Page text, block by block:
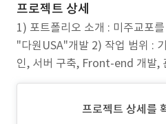
프로젝트 상세
1) 포트폴리오 소개 : 미주교포
"다원USA"개발 2) 작업 범위 :
인, 서버 구축, Front-end 개발,
요 업무 : 회원가입/로그인, 회
에 더 알려진 회사입니다. 고급
프로젝트 상세를